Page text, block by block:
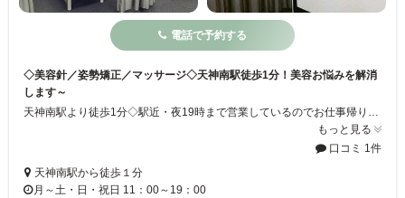
電話で予約する
◇美容針／姿勢矯正／マッサージ◇天神南駅徒歩1分！美容お悩みを解消
します～
天神南駅より徒歩1分◇駅近・夜19時まで営業しているのでお仕事帰りにも通える鍼灸治療院です！当院では、一人一人に合わせたオーダーメイド施術にこだわっています。しわ・しみ改善・リフトアップ・むくみ等に効果的な美容針や肩こり・腰痛に効果的な姿勢矯正など、経験豊富なスタッフが、確かな技術で患者様のお悩みをサポートします。一人一人の症状やお身体のお悩みに合わせた施術をご提供します◇
もっと見る
口コミ 1件
天神南駅から徒歩１分
月～土・日・祝日 11：00～19：00